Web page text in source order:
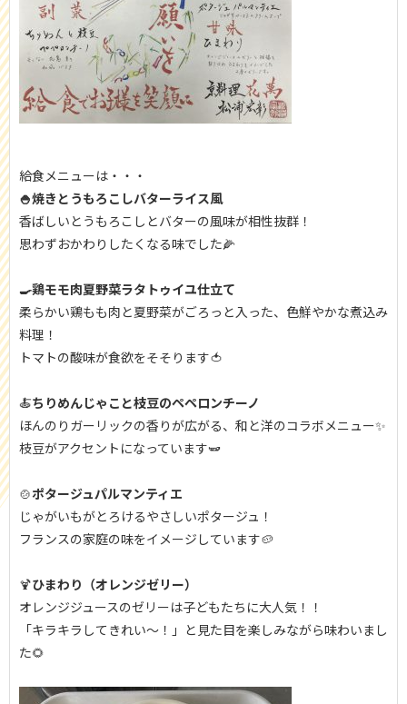
給食メニューは・・・
🍚焼きとうもろこしバターライス風
香ばしいとうもろこしとバターの風味が相性抜群！
思わずおかわりしたくなる味でした🌽
🍳鶏モモ肉夏野菜ラタトゥイユ仕立て
柔らかい鶏もも肉と夏野菜がごろっと入った、色鮮やかな煮込み
料理！
トマトの酸味が食欲をそそります🍅
🍝ちりめんじゃこと枝豆のペペロンチーノ
ほんのりガーリックの香りが広がる、和と洋のコラボメニュー✨
枝豆がアクセントになっています🫛
🍲ポタージュパルマンティエ
じゃがいもがとろけるやさしいポタージュ！
フランスの家庭の味をイメージしています🥔
🍹ひまわり（オレンジゼリー）
オレンジジュースのゼリーは子どもたちに大人気！！
「キラキラしてきれい～！」と見た目を楽しみながら味わいまし
た🌻